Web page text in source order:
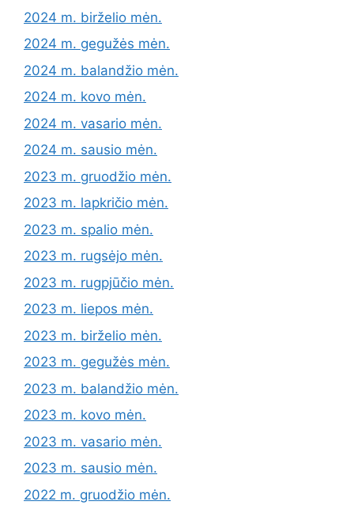
2024 m. birželio mėn.
2024 m. gegužės mėn.
2024 m. balandžio mėn.
2024 m. kovo mėn.
2024 m. vasario mėn.
2024 m. sausio mėn.
2023 m. gruodžio mėn.
2023 m. lapkričio mėn.
2023 m. spalio mėn.
2023 m. rugsėjo mėn.
2023 m. rugpjūčio mėn.
2023 m. liepos mėn.
2023 m. birželio mėn.
2023 m. gegužės mėn.
2023 m. balandžio mėn.
2023 m. kovo mėn.
2023 m. vasario mėn.
2023 m. sausio mėn.
2022 m. gruodžio mėn.